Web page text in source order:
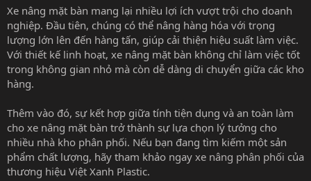
Xe nâng mặt bàn mang lại nhiều lợi ích vượt trội cho doanh
nghiệp. Đầu tiên, chúng có thể nâng hàng hóa với trọng
lượng lớn lên đến hàng tấn, giúp cải thiện hiệu suất làm việc.
Với thiết kế linh hoạt, xe nâng mặt bàn không chỉ làm việc tốt
trong không gian nhỏ mà còn dễ dàng di chuyển giữa các kho
hàng.
Thêm vào đó, sự kết hợp giữa tính tiện dụng và an toàn làm
cho xe nâng mặt bàn trở thành sự lựa chọn lý tưởng cho
nhiều nhà kho phân phối. Nếu bạn đang tìm kiếm một sản
phẩm chất lượng, hãy tham khảo ngay xe nâng phân phối của
thương hiệu Việt Xanh Plastic.